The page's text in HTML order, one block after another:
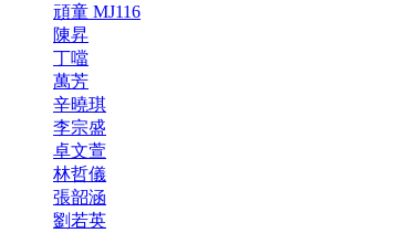
頑童 MJ116
陳昇
丁噹
萬芳
辛曉琪
李宗盛
卓文萱
林哲儀
張韶涵
劉若英